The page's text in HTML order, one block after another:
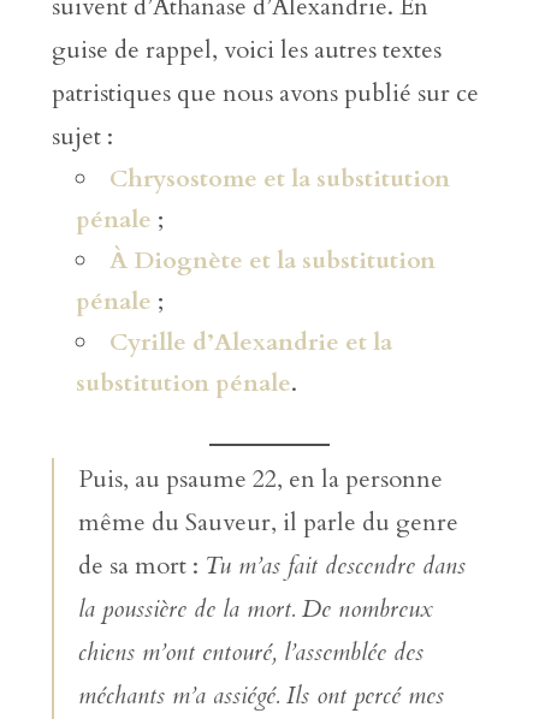
suivent d’Athanase d’Alexandrie. En
guise de rappel, voici les autres textes
patristiques que nous avons publié sur ce
sujet :
Chrysostome et la substitution
pénale ;
À Diognète et la substitution
pénale ;
Cyrille d’Alexandrie et la
substitution pénale.
Puis, au psaume 22, en la personne
même du Sauveur, il parle du genre
de sa mort : Tu m’as fait descendre dans
la poussière de la mort. De nombreux
chiens m’ont entouré, l’assemblée des
méchants m’a assiégé. Ils ont percé mes